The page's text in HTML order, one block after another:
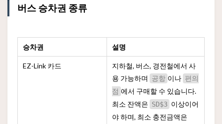
버스 승차권 종류
승차권 설명
EZ-Link 카드
지하철, 버스, 경전철에서 사
용 가능하며
공항 이나 편의
점 에서 구매할 수 있습니다.
최소 잔액은 SD$3 이상이어
야 하며, 최소 충전금액은